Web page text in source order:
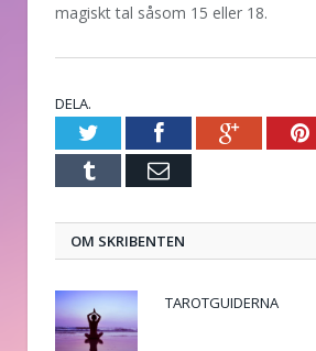
magiskt tal såsom 15 eller 18.
DELA.
TwitterFacebookGoogle+
Tumblr E-
OM SKRIBENTEN
TAROTGUIDERNA